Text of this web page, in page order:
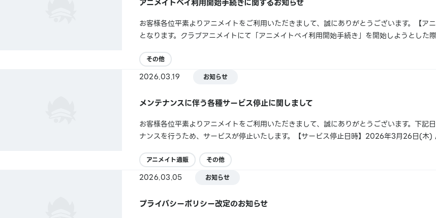
アニメイトペイ利用開始手続きに関するお知らせ
お客様各位平素よりアニメイトをご利用いただきまして、誠にありがとうございます。【ア
となります。クラブアニメイトにて「アニメイトペイ利用開始手続き」を開始しようとした
ございますが、アニメイト通販にてログイン連携後、再度ご利用手続き...
その他
2026.03.19 お知らせ
メンテナンスに伴う各種サービス停止に関しまして
お客様各位平素よりアニメイトをご利用いただきまして、誠にありがとうございます。下記
ナンスを行うため、サービスが停止いたします。【サービス停止日時】2026年3月26
アニメイト通販https://www.anima...
アニメイト通販 その他
2026.03.05 お知らせ
プライバシーポリシー改定のお知らせ